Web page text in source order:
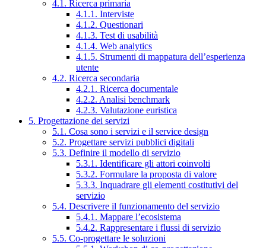
4.1. Ricerca primaria
4.1.1. Interviste
4.1.2. Questionari
4.1.3. Test di usabilità
4.1.4. Web analytics
4.1.5. Strumenti di mappatura dell’esperienza
utente
4.2. Ricerca secondaria
4.2.1. Ricerca documentale
4.2.2. Analisi benchmark
4.2.3. Valutazione euristica
5. Progettazione dei servizi
5.1. Cosa sono i servizi e il service design
5.2. Progettare servizi pubblici digitali
5.3. Definire il modello di servizio
5.3.1. Identificare gli attori coinvolti
5.3.2. Formulare la proposta di valore
5.3.3. Inquadrare gli elementi costitutivi del
servizio
5.4. Descrivere il funzionamento del servizio
5.4.1. Mappare l’ecosistema
5.4.2. Rappresentare i flussi di servizio
5.5. Co-progettare le soluzioni